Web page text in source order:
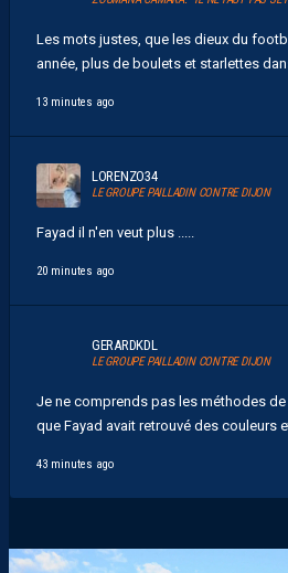
Les mots justes, que les dieux du
année, plus de boulets et starlettes
13 minutes ago
LORENZO34
LE GROUPE PAILLADIN CONTRE DIJON
Fayad il n'en veut plus .....
20 minutes ago
GERARDKDL
LE GROUPE PAILLADIN CONTRE DIJON
Je ne comprends pas les méthodes de
que Fayad avait retrouvé des couleurs
43 minutes ago